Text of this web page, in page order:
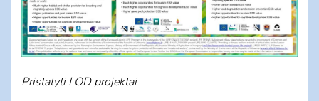
Pristatyti LOD projektai